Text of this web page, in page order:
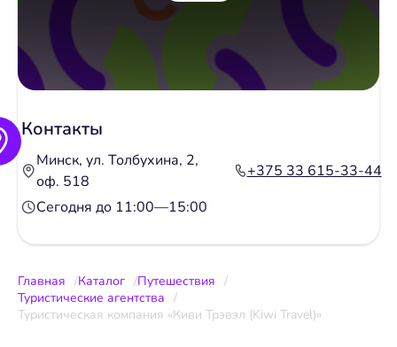
Контакты
Минск, ул. Толбухина, 2,
оф. 518
+375 33 615-33-44
Сегодня до 11:00—15:00
Главная Каталог
Путешествия
Туристические агентства
Туристическая компания «Киви Трэвэл (Kiwi Travel)»